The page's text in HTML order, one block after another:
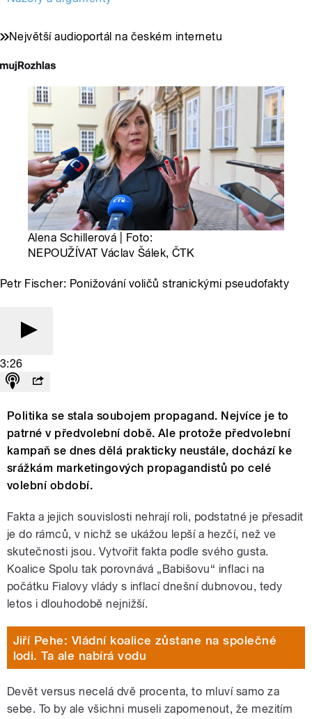
Největší audioportál na českém internetu
Alena Schillerová | Foto:
NEPOUŽÍVAT Václav Šálek, ČTK
Petr Fischer: Ponižování voličů stranickými pseudofakty
3:26
Politika se stala soubojem propagand. Nejvíce je to
patrné v předvolební době. Ale protože předvolební
kampaň se dnes dělá prakticky neustále, dochází ke
srážkám marketingových propagandistů po celé
volební období.
Fakta a jejich souvislosti nehrají roli, podstatné je přesadit
je do rámců, v nichž se ukážou lepší a hezčí, než ve
skutečnosti jsou. Vytvořit fakta podle svého gusta.
Koalice Spolu tak porovnává „Babišovu“ inflaci na
počátku Fialovy vlády s inflací dnešní dubnovou, tedy
letos i dlouhodobě nejnižší.
Jiří Pehe: Vládní koalice zůstane na společné
lodi. Ta ale nabírá vodu
Devět versus necelá dvě procenta, to mluví samo za
sebe. To by ale všichni museli zapomenout, že mezitím